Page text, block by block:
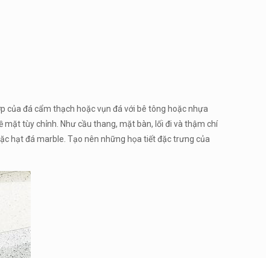
của đá cẩm thạch hoặc vụn đá với bê tông hoặc nhựa
mặt tùy chỉnh. Như cầu thang, mặt bàn, lối đi và thậm chí
hạt đá marble. Tạo nên những họa tiết đặc trưng của